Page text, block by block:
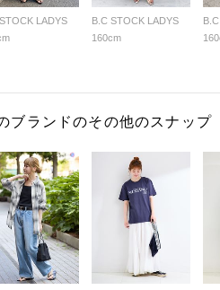
LADYS
B.C STOCK LADYS
160cm
ブランドのその他のスナップ